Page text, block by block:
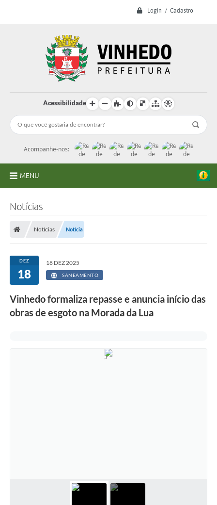
Login / Cadastro
Acessibilidade
Acompanhe-nos:
MENU
Licitações
Transparência
Concursos e Processos Seletivos
Inclusão e Acessibilidade
Sistema de Protocolo
Notícias
Notícias Notícia
DEZ
18
18 DEZ 2025
SANEAMENTO
Vinhedo formaliza repasse e anuncia início das
obras de esgoto na Morada da Lua